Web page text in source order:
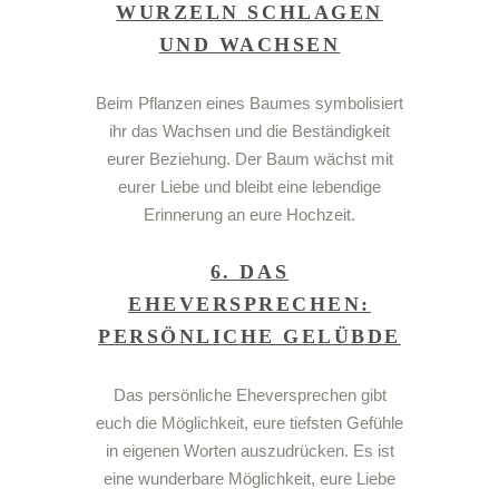
WURZELN SCHLAGEN
UND WACHSEN
Beim Pflanzen eines Baumes symbolisiert
ihr das Wachsen und die Beständigkeit
eurer Beziehung. Der Baum wächst mit
eurer Liebe und bleibt eine lebendige
Erinnerung an eure Hochzeit.
6. DAS
EHEVERSPRECHEN:
PERSÖNLICHE GELÜBDE
Das persönliche Eheversprechengibt
euch die Möglichkeit, eure tiefsten Gefühle
in eigenen Worten auszudrücken. Es ist
eine wunderbare Möglichkeit, eure Liebe